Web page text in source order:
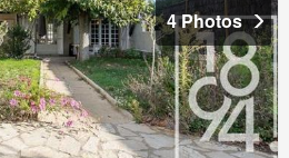
4 Photos